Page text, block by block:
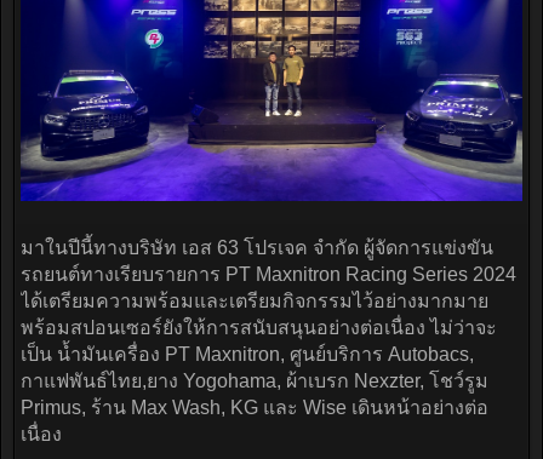
มาในปีนี้ทางบริษัท เอส 63 โปรเจค จำกัด ผู้จัดการแข่งขัน
รถยนต์ทางเรียบรายการ PT Maxnitron Racing Series 2024
ได้เตรียมความพร้อมและเตรียมกิจกรรมไว้อย่างมากมาย
พร้อมสปอนเซอร์ยังให้การสนับสนุนอย่างต่อเนื่อง ไม่ว่าจะ
เป็น น้ำมันเครื่อง PT Maxnitron, ศูนย์บริการ Autobacs,
กาแฟพันธ์ไทย,ยาง Yogohama, ผ้าเบรก Nexzter, โชว์รูม
Primus, ร้าน Max Wash, KG และ Wise เดินหน้าอย่างต่อ
เนื่อง